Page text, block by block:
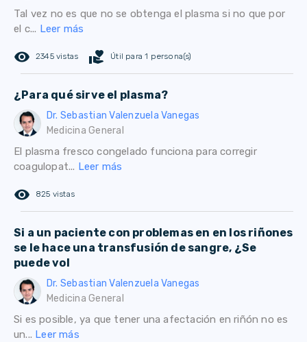
Tal vez no es que no se obtenga el plasma si no que por
el c... Leer más
remove_red_eye 2345 vistas volunteer_activism Útil para 1 persona(s)
¿Para qué sirve el plasma?
Dr. Sebastian Valenzuela Vanegas
Medicina General
El plasma fresco congelado funciona para corregir
coagulopat... Leer más
remove_red_eye 825 vistas
Si a un paciente con problemas en en los riñones
se le hace una transfusión de sangre, ¿Se
puede vol
Dr. Sebastian Valenzuela Vanegas
Medicina General
Si es posible, ya que tener una afectación en riñón no es
un... Leer más